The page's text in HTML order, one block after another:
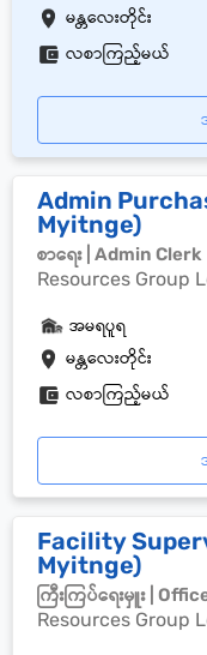
မန္တလေးတိုင်း
လစာကြည့်မယ်
Admin
Myitnge)
စာရေး | Admin Clerk
Resources Group
မန္တလေးတိုင်း
အမရပူရ
လစာကြည့်မယ်
Facility
Myitnge)
ကြီးကြပ်ရေးမှူး |
Resources Group